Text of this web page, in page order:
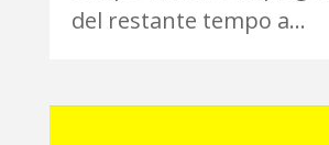
del restante tempo a...